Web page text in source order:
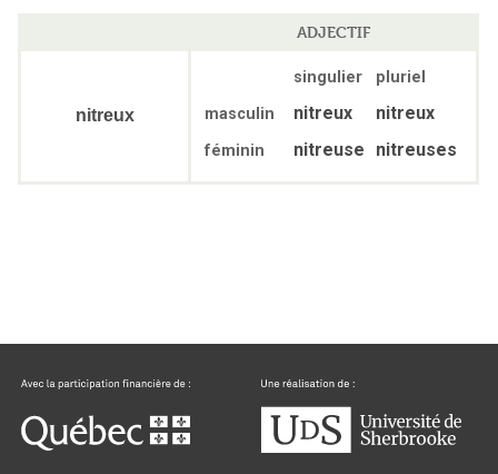
ADJECTIF
nitreux
singulier
pluriel
masculin
nitreux nitreux
féminin nitreuse nitreuses